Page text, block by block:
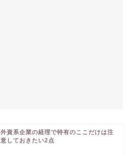
外資系企業の経理で特有のここだけは注
意しておきたい2点